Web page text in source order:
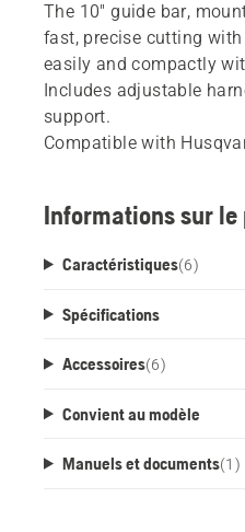
The 10" guide bar,
fast, precise cutting
easily and compactly
Includes adjustable
support.
Compatible with
Informations sur
Caractéristiques(6)
Spécifications
Accessoires(6)
Convient au modèle
Manuels et documents(1 )